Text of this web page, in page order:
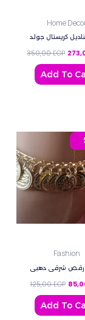
Home
كريستال جولد
350,00EGP
Add To
Fashion
رقص شرقي دهبي
125,00EGP
Add To